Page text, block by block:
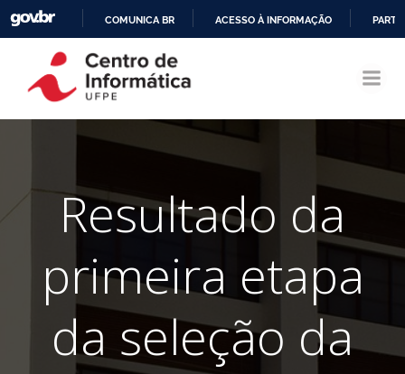
CONTEÚDO
COMUNICA BR ACESSO À INFORMAÇÃO
Resultado da
primeira etapa
da seleção da